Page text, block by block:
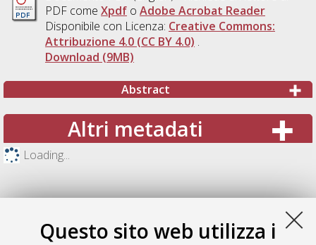
Questo sito web utilizza i
PDF come Xpdfo Adobe Acrobat Reader
Disponibile con Licenza: Creative Commons:
Attribuzione 4.0 (CC BY 4.0) .
Download (9MB)
Abstract
Altri metadati
Loading...